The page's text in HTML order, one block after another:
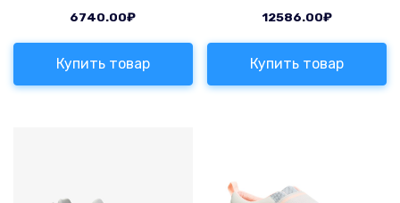
6740.00₽
Купить товар
12586.00₽
Купить товар